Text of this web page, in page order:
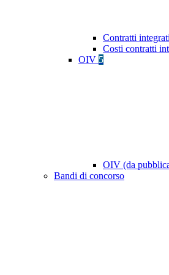
Contratti
Costi contratti
OIV 5
OIV (da
Bandi di concorso